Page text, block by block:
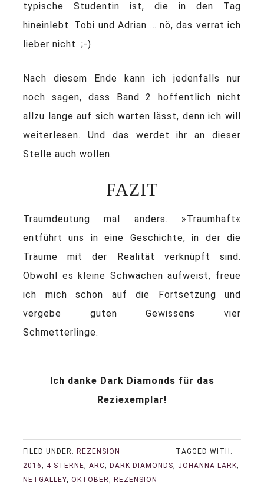
typische Studentin ist, die in den Tag
hineinlebt. Tobi und Adrian … nö, das verrat ich
lieber nicht. ;-)
Nach diesem Ende kann ich jedenfalls nur
noch sagen, dass Band 2 hoffentlich nicht
allzu lange auf sich warten lässt, denn ich will
weiterlesen. Und das werdet ihr an dieser
Stelle auch wollen.
FAZIT
Traumdeutung mal anders. »Traumhaft«
entführt uns in eine Geschichte, in der die
Träume mit der Realität verknüpft sind.
Obwohl es kleine Schwächen aufweist, freue
ich mich schon auf die Fortsetzung und
vergebe guten Gewissens vier
Schmetterlinge.
Ich danke Dark Diamonds für das
Reziexemplar!
FILED UNDER: REZENSION
TAGGED WITH:
2016, 4-STERNE, ARC, DARK DIAMONDS, JOHANNA LARK,
NETGALLEY, OKTOBER, REZENSION